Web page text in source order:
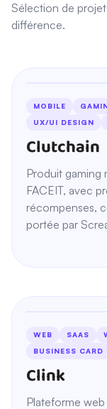
Sélection de
différence.
12 MOIS
MOBILE
UX/UI DESIGN
Clutchain
Produit
FACEIT, avec
récompenses,
portée par
24 MOIS
WEB SAAS
BUSINESS CARD
Clink
Plateforme